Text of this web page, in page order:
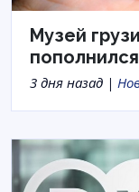
Музей
3 дня назад |